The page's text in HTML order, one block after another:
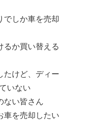
でしか車を売却
るか買い替える
たけど、ディー
いない
ない皆さん
車を売却したい